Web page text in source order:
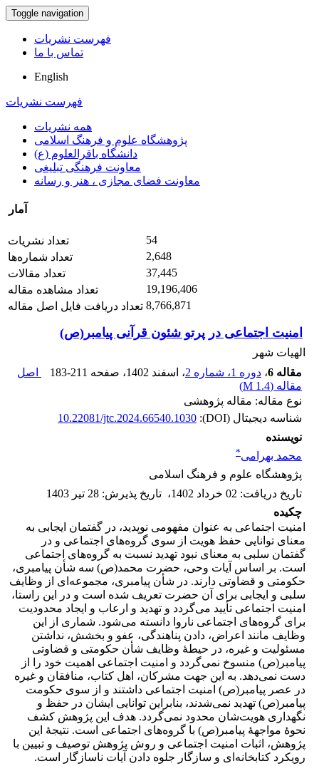
Toggle navigation
فهرست نشریات
تماس با ما
English
فهرست نشریات
همه نشریات
پژوهشگاه علوم و فرهنگ اسلامی
دانشگاه باقرالعلوم (ع)
معاونت فرهنگی تبلیغی
معاونت فضای مجازی ، هنر و رسانه
آمار
تعداد نشریات
54
تعداد شماره‌ها
2,648
تعداد مقالات
37,445
تعداد مشاهده مقاله
19,196,406
تعداد دریافت فایل اصل مقاله 8,766,871
امنیت اجتماعی در پرتو شئون قرآنی پیامبر(ص)
الهیات شهر
مقاله 6
، دوره 1، شماره 2 ، اسفند 1402 ، صفحه 183-211
اصل
مقاله (1.4 M
)
نوع مقاله: مقاله پژوهشی
شناسه دیجیتال (DOI):
10.22081/jtc.2024.66540.1030
نویسنده
محمد بهرامی*
پژوهشگاه علوم و فرهنگ اسلامی
تاریخ دریافت: 02 خرداد 1402 ، تاریخ پذیرش: 28 تیر 1403
چکیده
امنیت اجتماعی به عنوان مفهومی نوپدید، در گفتمان ایجابی به
معنای توانایی حفظ هویت از سوی گروه‌های اجتماعی و در
گفتمان سلبی به معنای نبود تهدید نسبت به گروه‌های اجتماعی
است. بر اساس آیات وحی، حضرت محمد(ص) سه شأن پیامبری،
حکومتی و قضاوتی دارند. در شأن پیامبری، مجموعه‌ای از وظایف
سلبی و ایجابی برای آن حضرت تعریف شده است و در این راستا،
امنیت اجتماعی تأیید می‌گردد و تهدید و ارعاب و ایجاد محدودیت
برای گروه‌های اجتماعی ناروا دانسته می‌شود. شماری از این
وظایف مانند اعراض، دادن پناهندگی، عفو و بخشش، نداشتن
مسئولیت و غیره، در حیطۀ وظایف شأن حکومتی و قضاوتی
پیامبر(ص) منسوخ نمی‌گردد و امنیت اجتماعی اهمیت خود را از
دست نمی‌دهد. به این جهت مشرکان، اهل کتاب، منافقان و غیره
در عصر پیامبر(ص) امنیت اجتماعی داشتند و از سوی حکومت
پیامبر(ص) تهدید نمی‌شدند، بنابراین توانایی ایشان در حفظ و
نگهداری هویت‌شان محدود نمی‌گردد. هدف این پژوهش کشف
نحوۀ مواجهۀ پیامبر(ص) با گروه‌های اجتماعی است. نتیجۀ این
پژوهش، اثبات امنیت اجتماعی و روش پژوهش توصیف و تبیین با
رویکرد کتابخانه‌ای و سازگار جلوه دادن آیات ناسازگار است.